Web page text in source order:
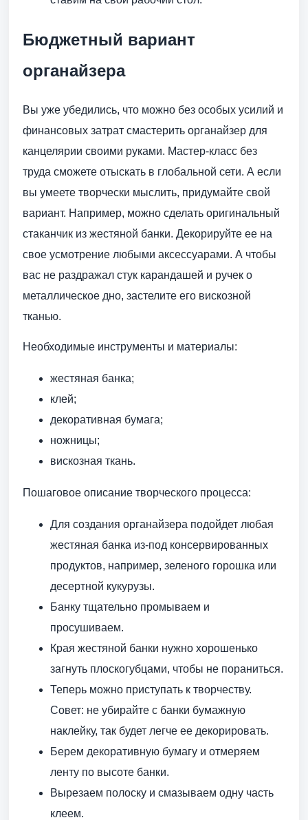
Бюджетный вариант
органайзера
Вы уже убедились, что можно без особых усилий и
финансовых затрат смастерить органайзер для
канцелярии своими руками. Мастер-класс без
труда сможете отыскать в глобальной сети. А если
вы умеете творчески мыслить, придумайте свой
вариант. Например, можно сделать оригинальный
стаканчик из жестяной банки. Декорируйте ее на
свое усмотрение любыми аксессуарами. А чтобы
вас не раздражал стук карандашей и ручек о
металлическое дно, застелите его вискозной
тканью.
Необходимые инструменты и материалы:
жестяная банка;
клей;
декоративная бумага;
ножницы;
вискозная ткань.
Пошаговое описание творческого процесса:
Для создания органайзера подойдет любая
жестяная банка из-под консервированных
продуктов, например, зеленого горошка или
десертной кукурузы.
Банку тщательно промываем и
просушиваем.
Края жестяной банки нужно хорошенько
загнуть плоскогубцами, чтобы не пораниться.
Теперь можно приступать к творчеству.
Совет: не убирайте с банки бумажную
наклейку, так будет легче ее декорировать.
Берем декоративную бумагу и отмеряем
ленту по высоте банки.
Вырезаем полоску и смазываем одну часть
клеем.